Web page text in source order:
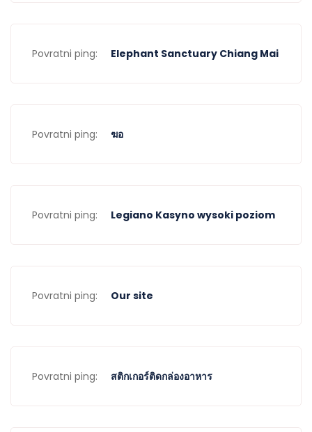
Povratni ping: Elephant Sanctuary Chiang Mai
Povratni ping: ฆอ
Povratni ping: Legiano Kasyno wysoki poziom
Povratni ping: Our site
Povratni ping: สติกเกอร์ติดกล่องอาหาร